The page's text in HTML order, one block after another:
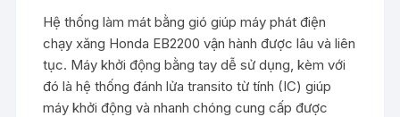
Hệ thống làm mát bằng gió giúp máy phát điện
chạy xăng Honda EB2200 vận hành được lâu và liên
tục. Máy khởi động bằng tay dễ sử dụng, kèm với
đó là hệ thống đánh lửa transito từ tính (IC) giúp
máy khởi động và nhanh chóng cung cấp được